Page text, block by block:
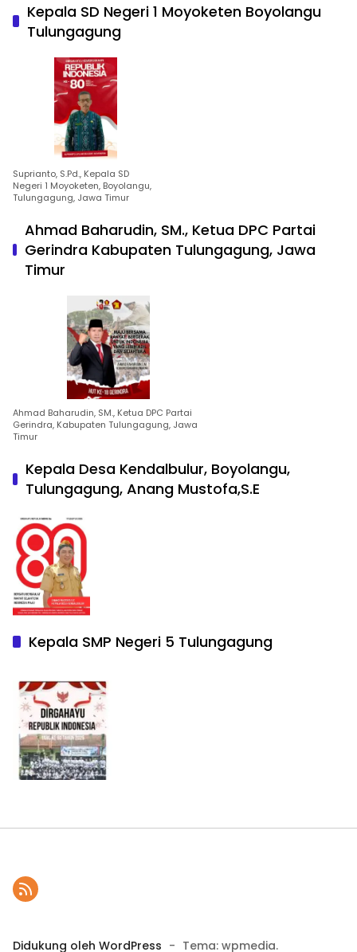
Kepala SD Negeri 1 Moyoketen Boyolangu
Tulungagung
Suprianto, S.Pd., Kepala SD
Negeri 1 Moyoketen, Boyolangu,
Tulungagung, Jawa Timur
Ahmad Baharudin, SM., Ketua DPC Partai
Gerindra Kabupaten Tulungagung, Jawa
Timur
Ahmad Baharudin, SM., Ketua DPC Partai
Gerindra, Kabupaten Tulungagung, Jawa
Timur
Kepala Desa Kendalbulur, Boyolangu,
Tulungagung, Anang Mustofa,S.E
Kepala SMP Negeri 5 Tulungagung
Didukung oleh WordPress - Tema: wpmedia.